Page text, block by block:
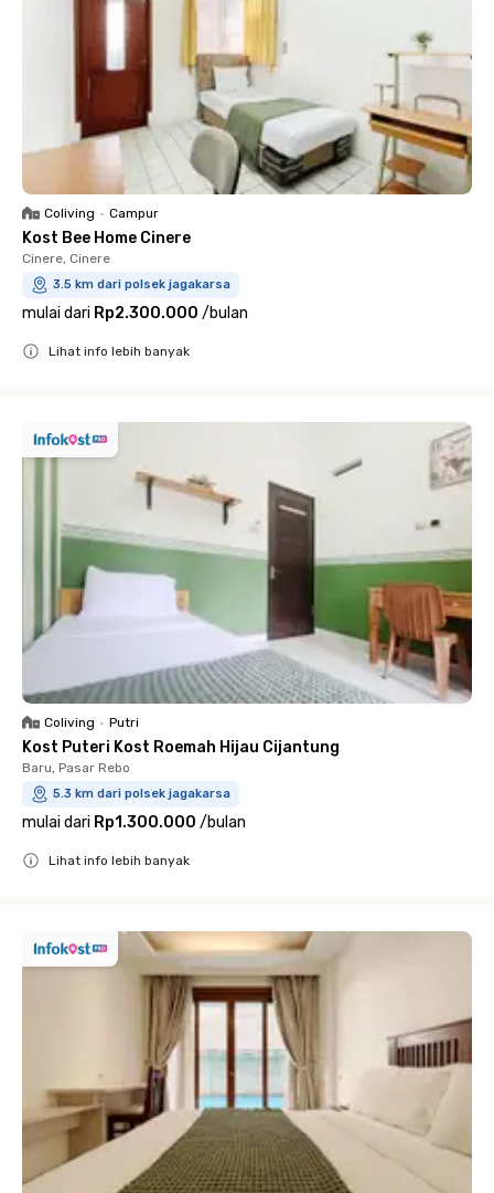
Coliving • Campur
Kost Bee Home Cinere
Cinere, Cinere
3.5 km dari polsek jagakarsa
mulai dari Rp2.300.000 /bulan
Lihat info lebih banyak
Coliving • Putri
Kost Puteri Kost Roemah Hijau Cijantung
Baru, Pasar Rebo
5.3 km dari polsek jagakarsa
mulai dari Rp1.300.000 /bulan
Lihat info lebih banyak